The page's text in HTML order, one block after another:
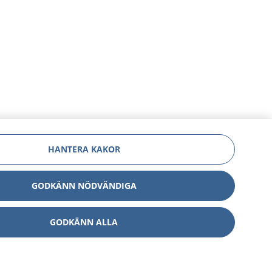
HANTERA KAKOR
GODKÄNN NÖDVÄNDIGA
GODKÄNN ALLA